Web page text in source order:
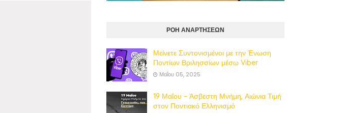
ΡΟΗ ΑΝΑΡΤΗΣΕΩΝ
Μείνετε Συντονισμένοι με την Ένωση
Ποντίων Βριλησσίων μέσω Viber
Μαΐου 05, 2025
19 Μαΐου – Άσβεστη Μνήμη, Αιώνια Τιμή
στον Ποντιακό Ελληνισμό